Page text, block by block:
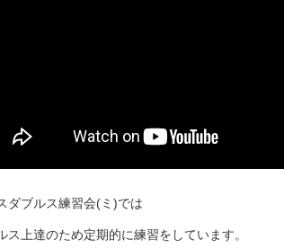
ダブルス練習会(ミ)では
ス上達のため定期的に練習をしています。